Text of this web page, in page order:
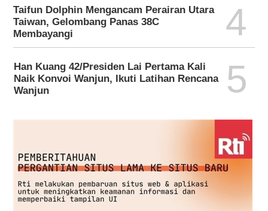
Taifun Dolphin Mengancam Perairan Utara
Taiwan, Gelombang Panas 38C
Membayangi
4
Han Kuang 42/Presiden Lai Pertama Kali
Naik Konvoi Wanjun, Ikuti Latihan Rencana
Wanjun
5